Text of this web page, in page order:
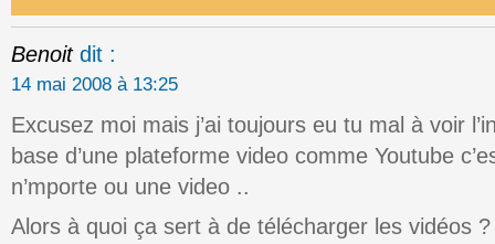
Benoit dit :
14 mai 2008 à 13:25
Excusez moi mais j’ai toujours eu tu mal à voir
base d’une plateforme video comme Youtube
n’mporte ou une video ..
Alors à quoi ça sert à de télécharger les vidéos ?